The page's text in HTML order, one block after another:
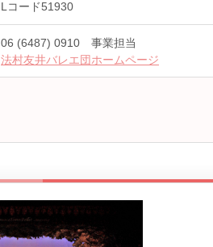
Lコード51930
06 (6487) 0910 事業担当
法村友井バレエ団ホームページ